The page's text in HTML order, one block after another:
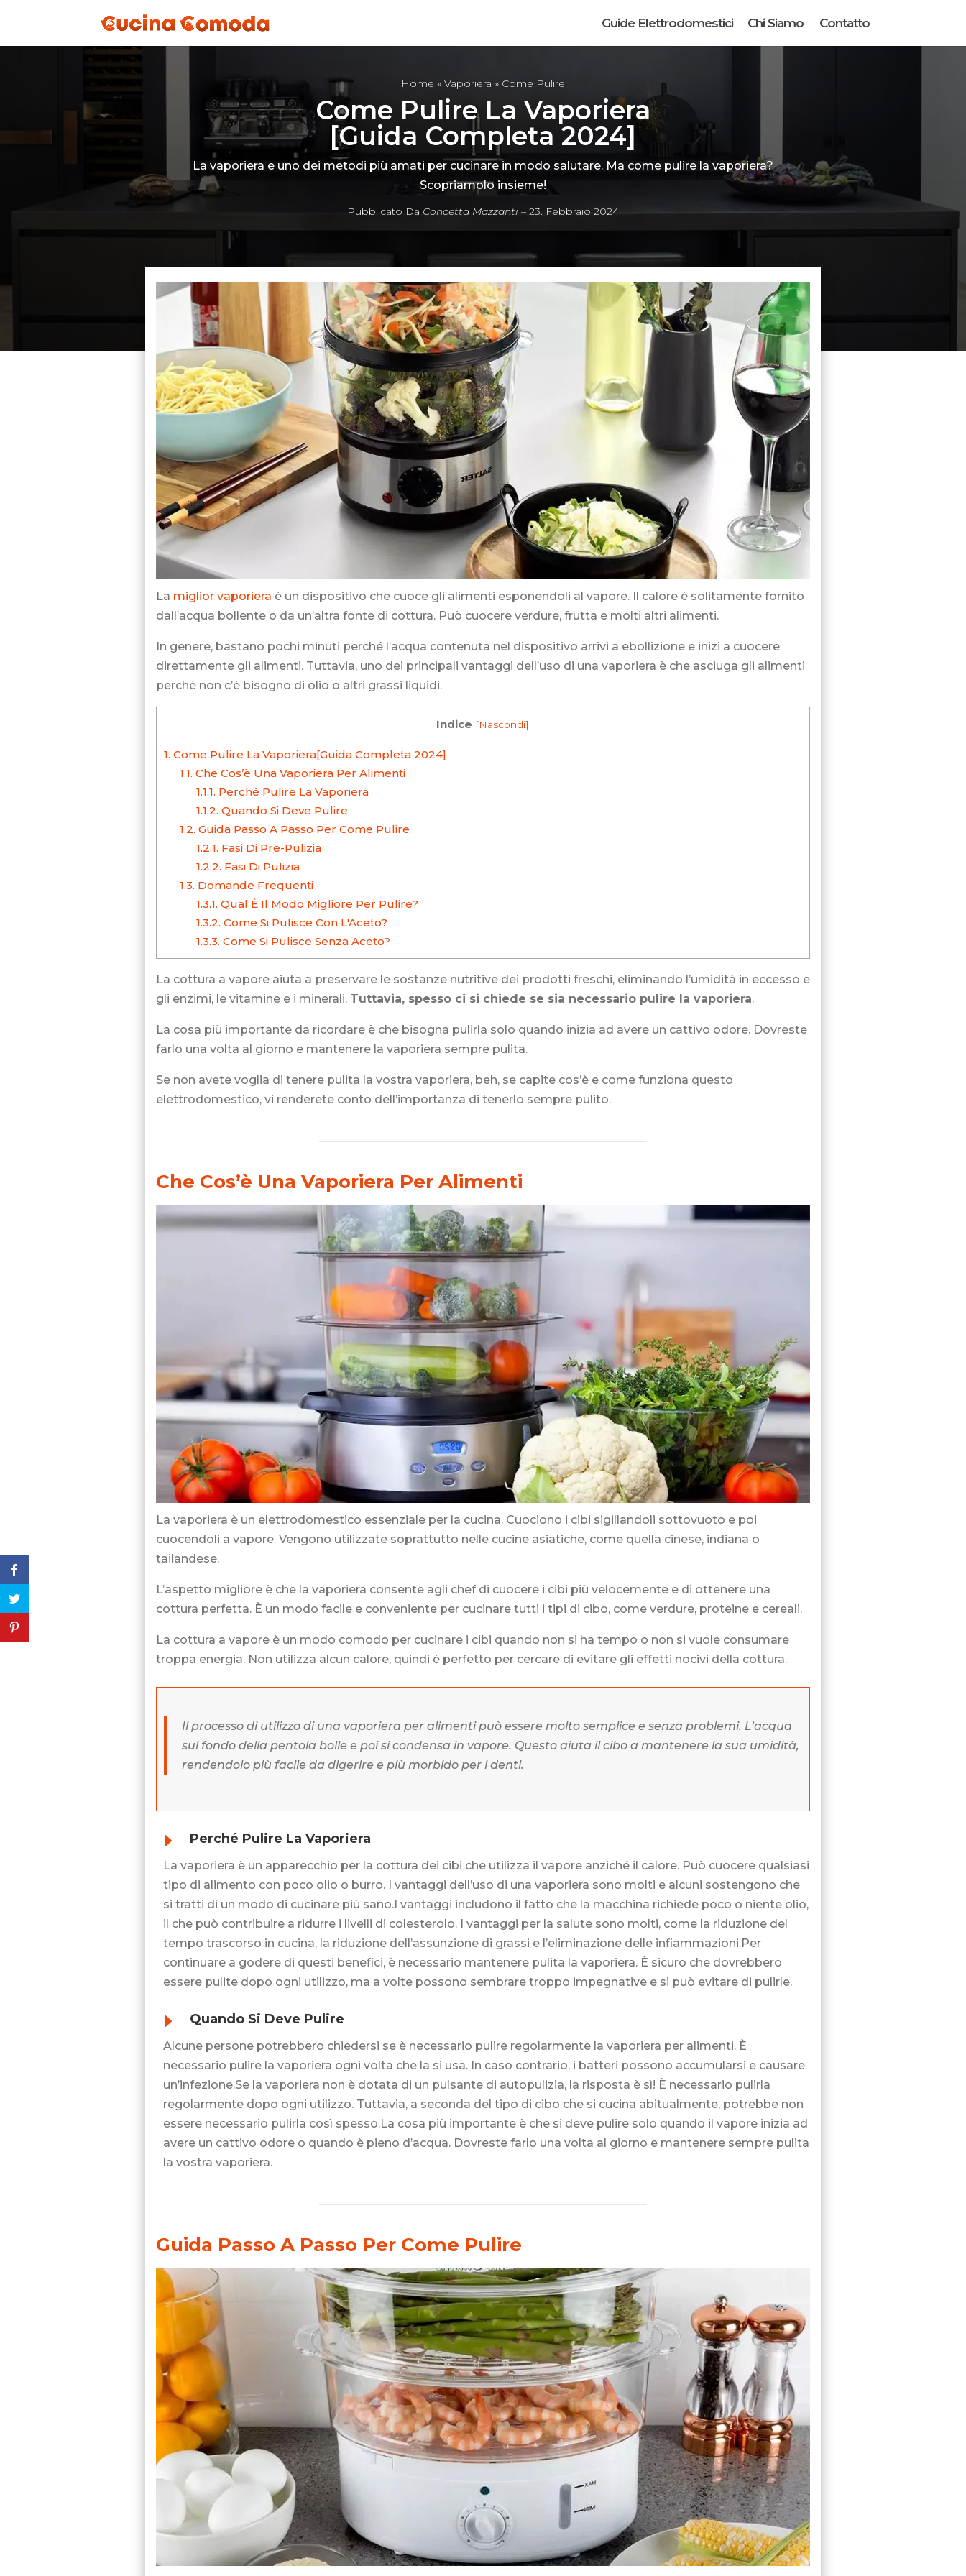
Guide Elettrodomestici Chi Siamo Contatto
Home » Vaporiera » Come Pulire
Come Pulire La Vaporiera
[Guida Completa 2024]
La vaporiera e uno dei metodi più amati per cucinare in modo salutare. Ma come pulire la vaporiera?
Scopriamolo insieme!
Pubblicato Da Concetta Mazzanti– 23. Febbraio 2024
La miglior vaporiera è un dispositivo che cuoce gli alimenti esponendoli al vapore. Il calore è solitamente fornito
dall’acqua bollente o da un’altra fonte di cottura. Può cuocere verdure, frutta e molti altri alimenti.
In genere, bastano pochi minuti perché l’acqua contenuta nel dispositivo arrivi a ebollizione e inizi a cuocere
direttamente gli alimenti. Tuttavia, uno dei principali vantaggi dell’uso di una vaporiera è che asciuga gli alimenti
perché non c’è bisogno di olio o altri grassi liquidi.
Indice [Nascondi]
1. Come Pulire La Vaporiera[Guida Completa 2024]
1.1. Che Cos’è Una Vaporiera Per Alimenti
1.1.1. Perché Pulire La Vaporiera
1.1.2. Quando Si Deve Pulire
1.2. Guida Passo A Passo Per Come Pulire
1.2.1. Fasi Di Pre-Pulizia
1.2.2. Fasi Di Pulizia
1.3. Domande Frequenti
1.3.1. Qual È Il Modo Migliore Per Pulire?
1.3.2. Come Si Pulisce Con L'Aceto?
1.3.3. Come Si Pulisce Senza Aceto?
La cottura a vapore aiuta a preservare le sostanze nutritive dei prodotti freschi, eliminando l’umidità in eccesso e
gli enzimi, le vitamine e i minerali. Tuttavia, spesso ci si chiede se sia necessario pulire la vaporiera.
La cosa più importante da ricordare è che bisogna pulirla solo quando inizia ad avere un cattivo odore. Dovreste
farlo una volta al giorno e mantenere la vaporiera sempre pulita.
Se non avete voglia di tenere pulita la vostra vaporiera, beh, se capite cos’è e come funziona questo
elettrodomestico, vi renderete conto dell’importanza di tenerlo sempre pulito.
Che Cos’è Una Vaporiera Per Alimenti
La vaporiera è un elettrodomestico essenziale per la cucina. Cuociono i cibi sigillandoli sottovuoto e poi
cuocendoli a vapore. Vengono utilizzate soprattutto nelle cucine asiatiche, come quella cinese, indiana o
tailandese.
L’aspetto migliore è che la vaporiera consente agli chef di cuocere i cibi più velocemente e di ottenere una
cottura perfetta. È un modo facile e conveniente per cucinare tutti i tipi di cibo, come verdure, proteine e cereali.
La cottura a vapore è un modo comodo per cucinare i cibi quando non si ha tempo o non si vuole consumare
troppa energia. Non utilizza alcun calore, quindi è perfetto per cercare di evitare gli effetti nocivi della cottura.
Il processo di utilizzo di una vaporiera per alimenti può essere molto semplice e senza problemi. L’acqua
sul fondo della pentola bolle e poi si condensa in vapore. Questo aiuta il cibo a mantenere la sua umidità,
rendendolo più facile da digerire e più morbido per i denti.
E Perché Pulire La Vaporiera
La vaporiera è un apparecchio per la cottura dei cibi che utilizza il vapore anziché il calore. Può cuocere qualsiasi
tipo di alimento con poco olio o burro. I vantaggi dell’uso di una vaporiera sono molti e alcuni sostengono che
si tratti di un modo di cucinare più sano.I vantaggi includono il fatto che la macchina richiede poco o niente olio,
il che può contribuire a ridurre i livelli di colesterolo. I vantaggi per la salute sono molti, come la riduzione del
tempo trascorso in cucina, la riduzione dell’assunzione di grassi e l’eliminazione delle infiammazioni.Per
continuare a godere di questi benefici, è necessario mantenere pulita la vaporiera. È sicuro che dovrebbero
essere pulite dopo ogni utilizzo, ma a volte possono sembrare troppo impegnative e si può evitare di pulirle.
E Quando Si Deve Pulire
Alcune persone potrebbero chiedersi se è necessario pulire regolarmente la vaporiera per alimenti. È
necessario pulire la vaporiera ogni volta che la si usa. In caso contrario, i batteri possono accumularsi e causare
un’infezione.Se la vaporiera non è dotata di un pulsante di autopulizia, la risposta è sì! È necessario pulirla
regolarmente dopo ogni utilizzo. Tuttavia, a seconda del tipo di cibo che si cucina abitualmente, potrebbe non
essere necessario pulirla così spesso.La cosa più importante è che si deve pulire solo quando il vapore inizia ad
avere un cattivo odore o quando è pieno d’acqua. Dovreste farlo una volta al giorno e mantenere sempre pulita
la vostra vaporiera.
Guida Passo A Passo Per Come Pulire